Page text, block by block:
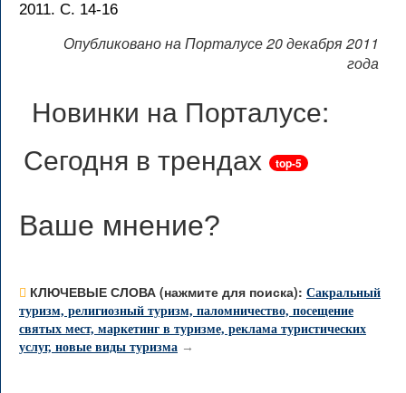
2011. С. 14-16
Опубликовано на Порталусе 20 декабря 2011
года
Новинки на Порталусе:
Сегодня в трендах
top-5
Ваше мнение?
КЛЮЧЕВЫЕ СЛОВА (нажмите для поиска): Сакральный
туризм, религиозный туризм, паломничество, посещение
святых мест, маркетинг в туризме, реклама туристических
услуг, новые виды туризма →